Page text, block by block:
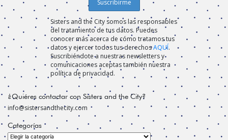
Sisters and the City somos las responsables
del tratamiento de tus datos. Puedes
conocer más acerca de cómo tratamos tus
datos y ejercer todos tus derechosAQUÍ.
Suscribiéndote a nuestras newsletters y
comunicaciones aceptas también nuestra
política de privacidad.
¿Quiéres contactar con Sisters and the City?
info@sistersandthecity.com
Categorías
Categorías